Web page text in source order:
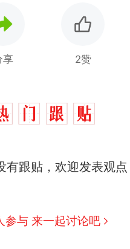
享 2赞
有跟贴，欢迎发表观点
参与 来一起讨论吧
刀的女孩，因老师一句“
话劝弃考 官方通报